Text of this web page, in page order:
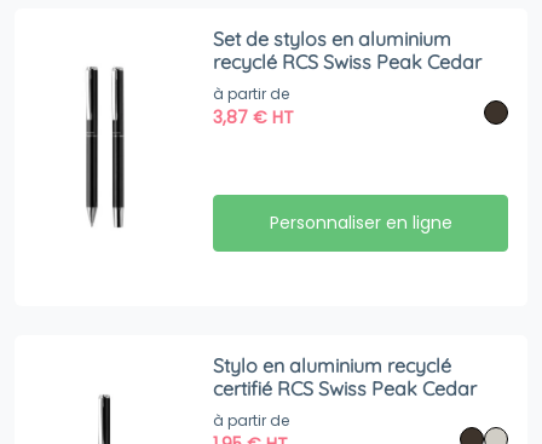
Set de stylos en aluminium
recyclé RCS Swiss Peak Cedar
à partir de
3,87€ HT
Personnaliser en ligne
Stylo en aluminium recyclé
certifié RCS Swiss Peak Cedar
à partir de